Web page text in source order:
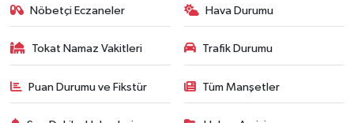
Nöbetçi Eczaneler Hava Durumu
Tokat Namaz Vakitleri Trafik Durumu
Puan Durumu ve Fikstür Tüm Manşetler